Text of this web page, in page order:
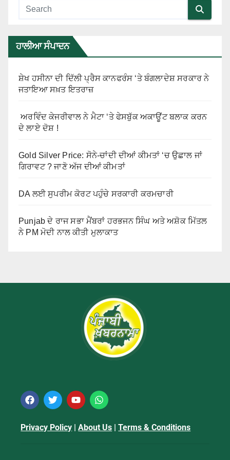
ਹਾਲੀਆ ਸੰਪਾਦਨ
ਸ਼ੇਖ ਹਸੀਨਾ ਦੀ ਦਿੱਲੀ ਪ੍ਰੈਸ ਕਾਨਫਰੰਸ ‘ਤੇ ਬੰਗਲਾਦੇਸ਼ ਸਰਕਾਰ ਨੇ
ਜਤਾਇਆ ਸਖ਼ਤ ਇਤਰਾਜ਼
ਅਰਵਿੰਦ ਕੇਜਰੀਵਾਲ ਨੇ ਮੈਟਾ ‘ਤੇ ਫੇਸਬੁੱਕ ਅਕਾਊਂਟ ਬਲਾਕ ਕਰਨ
ਦੇ ਲਾਏ ਦੋਸ਼ !
Gold Silver Price: ਸੋਨੇ-ਚਾਂਦੀ ਦੀਆਂ ਕੀਮਤਾਂ ‘ਚ ਉਛਾਲ ਜਾਂ
ਗਿਰਾਵਟ ? ਜਾਣੋ ਅੱਜ ਦੀਆਂ ਕੀਮਤਾਂ
DA ਲਈ ਸੁਪਰੀਮ ਕੋਰਟ ਪਹੁੰਚੇ ਸਰਕਾਰੀ ਕਰਮਚਾਰੀ
Punjab ਦੇ ਰਾਜ ਸਭਾ ਮੈਂਬਰਾਂ ਹਰਭਜਨ ਸਿੰਘ ਅਤੇ ਅਸ਼ੋਕ ਮਿੱਤਲ
ਨੇ PM ਮੋਦੀ ਨਾਲ ਕੀਤੀ ਮੁਲਾਕਾਤ
Privacy Policy |About Us |Terms & Conditions